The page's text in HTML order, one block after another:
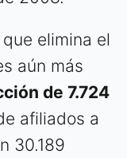
elimina el
aún más
de 7.724
afiliados a
30.189